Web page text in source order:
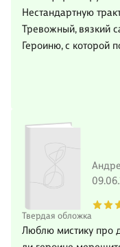
Нестандартную
Тревожный, вязкий
Героиню, с которой
Твердая обложка
Люблю мистику про